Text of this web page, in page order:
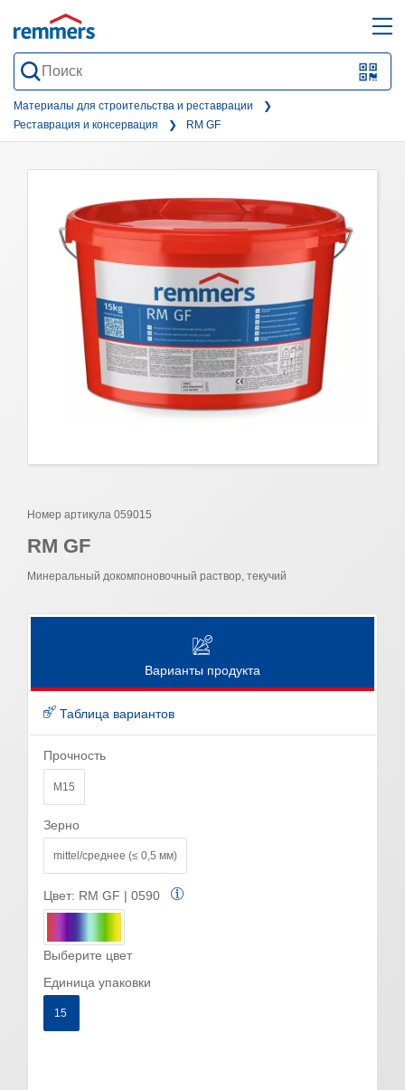
QR-
form
Материалы для строительства и реставрации
Реставрация и консервация
RM GF
Номер артикула 059015
RM GF
Минеральный докомпоновочный раствор, текучий
Варианты продукта
Таблица вариантов
Прочность
M15
Зерно
mittel/среднее (≤ 0,5 мм)
Цвет: RM GF | 0590
Выберите цвет
Единица упаковки
15